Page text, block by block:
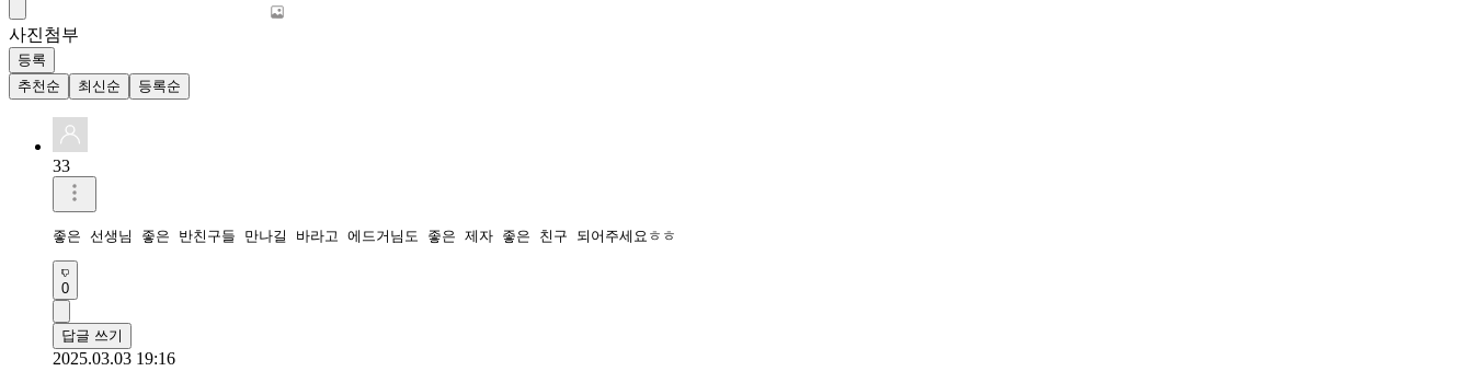
사진첨부
등록
추천순
최신순 등록순
33
좋은 선생님 좋은 반친구들 만나길 바라고 에드거님도 좋은 제자 좋은 친구 되어주세요ㅎㅎ
0
답글 쓰기
2025.03.03 19:16